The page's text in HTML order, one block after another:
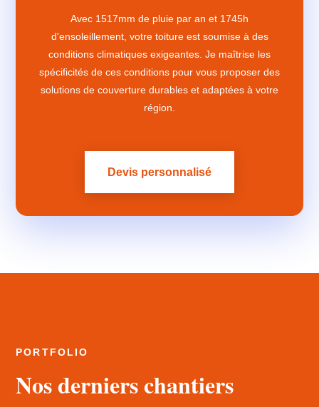
Avec 1517mm de pluie par an et 1745h
d'ensoleillement, votre toiture est soumise à des
conditions climatiques exigeantes. Je maîtrise les
spécificités de ces conditions pour vous proposer des
solutions de couverture durables et adaptées à votre
région.
Devis personnalisé
PORTFOLIO
Nos derniers chantiers